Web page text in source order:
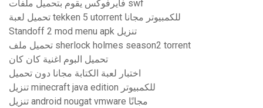
فايرفوكس يقوم بتحميل ملفات swf
تحميل لعبة tekken 5 utorrent للكمبيوتر مجانا
Standoff 2 mod menu apk تنزيل
تحميل ملف sherlock holmes season2 torrent
تحميل البوم اغنية كان كان
اختبار لعبة الكتابة مجانا دون تحميل
تنزيل minecraft java edition للكمبيوتر
تنزيل android nougat vmware مجانًا